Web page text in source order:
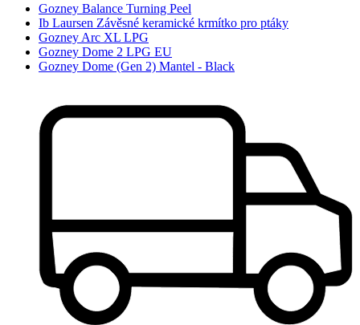
Gozney Balance Turning Peel
Ib Laursen Závěsné keramické krmítko pro ptáky
Gozney Arc XL LPG
Gozney Dome 2 LPG EU
Gozney Dome (Gen 2) Mantel - Black